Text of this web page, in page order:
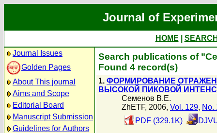
Journal of
HOME
Journal Issues
Golden Pages
About This journal
Aims and Scope
Editorial Board
Manuscript Submission
Guidelines for Authors
Search publications of
Found 4 record(s)
1. ФОРМИРОВАНИЕ
ВЫСОКОЙ ПИКОВОЙ
Семенов В.Е.
ZhETF, 2006, Vol. 129, No.
PDF (329.1K)